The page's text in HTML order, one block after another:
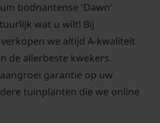
maakt de Sneeuwbal
tuinen. Deze
opvallend vanwege hun
ze winterhard zijn. Zelfs in
de Viburnum bodnantense
waardoor het een
die het hele jaar
bodnantense 'Dawn'
wat u wilt! Bij
we altijd A-kwaliteit
de allerbeste kwekers.
garantie op uw
tuinplanten die we online